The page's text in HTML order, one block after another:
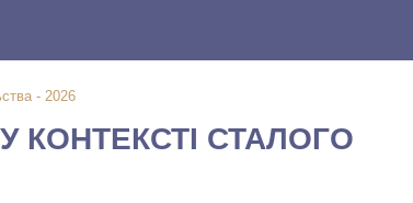
- 2026
КОНТЕКСТІ СТАЛОГО